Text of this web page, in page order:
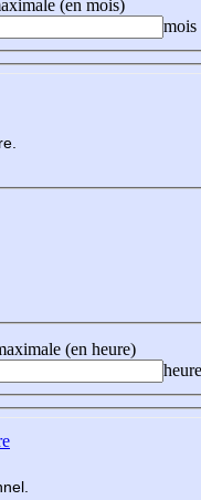
(en mois)
mois
(en heure)